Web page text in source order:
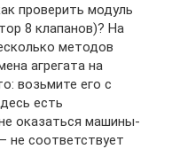
проверить модуль
8 клапанов)? На
методов
агрегата на
возьмите его с
есть
оказаться машины-
не соответствует